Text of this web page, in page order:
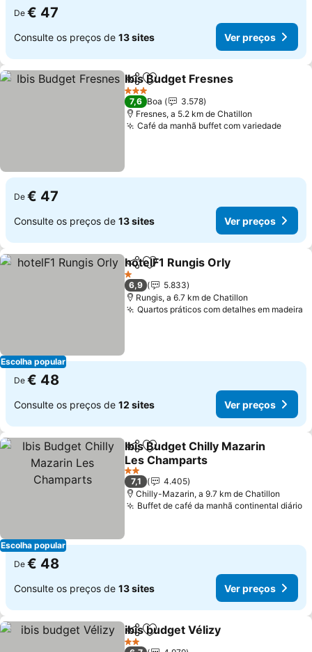
De € 47
Consulte os preços de 13 sites Ver preços
PartilharAdicionar aos favoritos
Ibis Budget Fresnes
3 Estrelas
7,6 Boa
3.578
Fresnes, a 5.2 km de Chatillon
Café da manhã buffet com variedade
De € 47
Consulte os preços de 13 sites Ver preços
Escolha popular
PartilharAdicionar aos favoritos
hotelF1 Rungis Orly
1 Estrelas
6,9
5.833
Rungis, a 6.7 km de Chatillon
Quartos práticos com detalhes em madeira
De € 48
Consulte os preços de 12 sites Ver preços
Escolha popular
PartilharAdicionar aos favoritos
Ibis Budget Chilly Mazarin
Les Champarts
2 Estrelas
7,1
4.405
Chilly-Mazarin, a 9.7 km de Chatillon
Buffet de café da manhã continental diário
De € 48
Consulte os preços de 13 sites Ver preços
PartilharAdicionar aos favoritos
ibis budget Vélizy
2 Estrelas